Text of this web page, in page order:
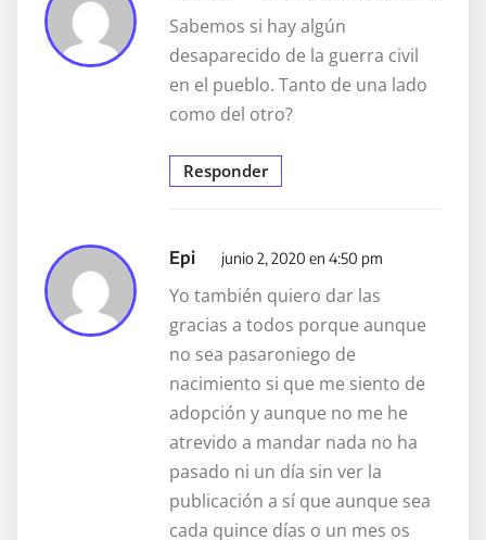
Sabemos si hay algún
desaparecido de la guerra civil
en el pueblo. Tanto de una lado
como del otro?
Responder
Epi junio 2, 2020 en 4:50 pm
Yo también quiero dar las
gracias a todos porque aunque
no sea pasaroniego de
nacimiento si que me siento de
adopción y aunque no me he
atrevido a mandar nada no ha
pasado ni un día sin ver la
publicación a sí que aunque sea
cada quince días o un mes os